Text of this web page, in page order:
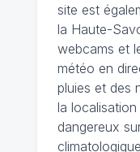
site est
la Haute-
webcams et
météo en
pluies et des
la
dangereux